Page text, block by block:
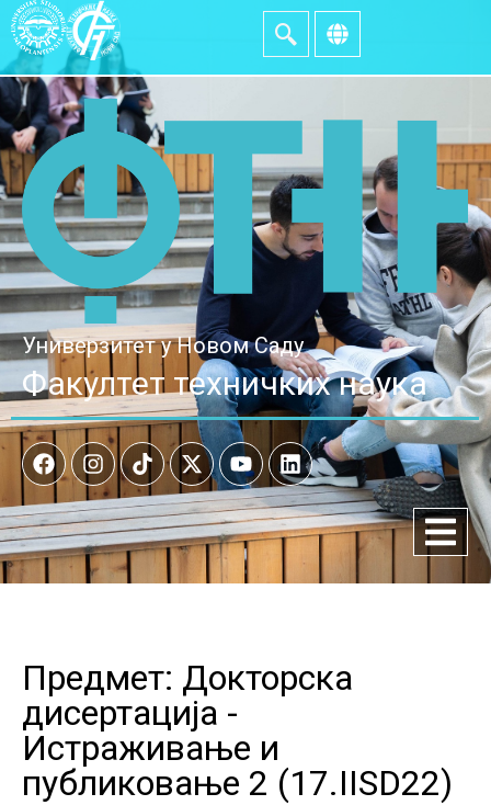
Универзитет у Новом Саду
Факултет техничких наука
Предмет: Докторска
дисертација -
Истраживање и
публиковање 2 (17.IISD22)